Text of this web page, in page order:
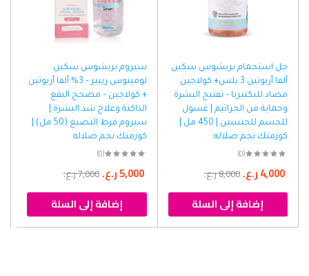
جل استحمام بريشوس سكين
ألفا أربوتين 3 بلس+ كولاجين
مضاد للبكتيريا – تفتيح البشرة
وحماية من الجراثيم | غسول
للجسم للجنسين | 450 مل |
كوزمتك نجم صلاله
(0)
8,000ر.ع. 4,000ر.ع.
إضافة إلى السلة
سيروم بريشوس سكين
لومينوس ريبير – 3% ألفا أربوتين
+ كولاجين – مصحح البقع
الداكنة وعلاج شد البشرة |
سيروم فرط التصبغ (50 مل) |
كوزمتك نجم صلاله
(0)
7,000ر.ع. 5,000ر.ع.
إضافة إلى السلة